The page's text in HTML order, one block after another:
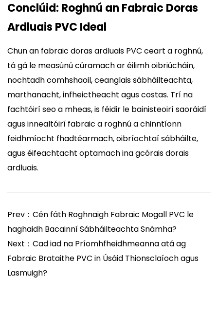
Conclúid: Roghnú an Fabraic Doras
Ardluais PVC Ideal
Chun an fabraic doras ardluais PVC ceart a roghnú,
tá gá le measúnú cúramach ar éilimh oibriúcháin,
nochtadh comhshaoil, ceanglais sábháilteachta,
marthanacht, infheictheacht agus costas. Trí na
fachtóirí seo a mheas, is féidir le bainisteoirí saoráidí
agus innealtóirí fabraic a roghnú a chinntíonn
feidhmíocht fhadtéarmach, oibríochtaí sábháilte,
agus éifeachtacht optamach ina gcórais dorais
ardluais.
Prev：Cén fáth Roghnaigh Fabraic Mogall PVC le
haghaidh Bacainní Sábháilteachta Snámha?
Next：Cad iad na Príomhfheidhmeanna atá ag
Fabraic Brataithe PVC in Úsáid Thionsclaíoch agus
Lasmuigh?